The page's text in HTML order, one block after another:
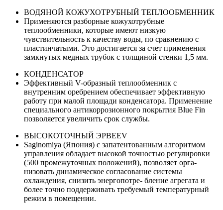
ВОДЯНОЙ КОЖУХОТРУБНЫЙ ТЕПЛООБМЕННИК
Применяются разборные кожухотрубные
теплообменники, которые имеют низкую
чувствительность к качеству воды, по сравнению с
пластинчатыми. Это достигается за счет применения
замкнутых медных трубок с толщиной стенки 1,5 мм.
КОНДЕНСАТОР
Эффективный V-образный теплообменник с
внутренним оребрением обеспечивает эффективную
работу при малой площади конденсатора. Применение
специального антикоррозионного покрытия Blue Fin
позволяется увеличить срок службы.
ВЫСОКОТОЧНЫЙ ЭРВEEV
Saginomiya (Япония) с запатентованным алгоритмом
управления обладает высокой точностью регулировки
(500 промежуточных положений), позволяет орга-
низовать динамическое согласование системы
охлаждения, снизить энергопотре- бление агрегата и
более точно поддерживать требуемый температурный
режим в помещении.